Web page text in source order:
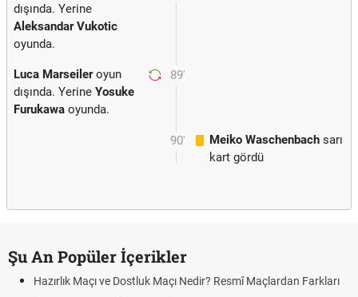
dışında. Yerine
Aleksandar Vukotic
oyunda.
89'
Luca Marseileroyun
dışında. Yerine Yosuke
Furukawa oyunda.
90' Meiko Waschenbach sarı
kart gördü
Şu An Popüler İçerikler
Hazırlık Maçı ve Dostluk Maçı Nedir? Resmî Maçlardan Farkları